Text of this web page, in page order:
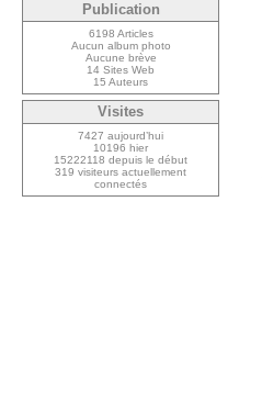
Publication
6198 Articles
Aucun album photo
Aucune brève
14 Sites Web
15 Auteurs
Visites
7427 aujourd’hui
10196 hier
15222118 depuis le début
319 visiteurs actuellement
connectés